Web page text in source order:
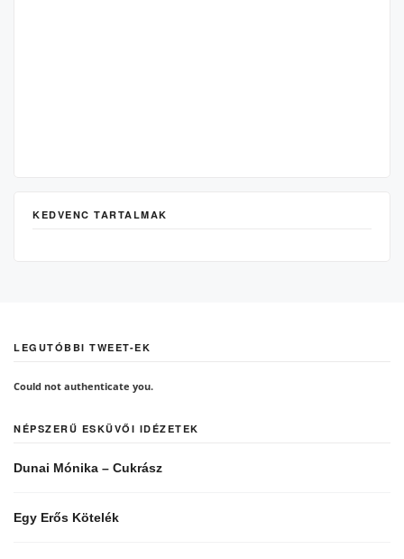
KEDVENC TARTALMAK
LEGUTÓBBI TWEET-EK
Could not authenticate you.
NÉPSZERŰ ESKÜVŐI IDÉZETEK
Dunai Mónika – Cukrász
Egy Erős Kötelék